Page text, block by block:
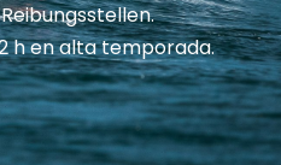
h en alta temporada.